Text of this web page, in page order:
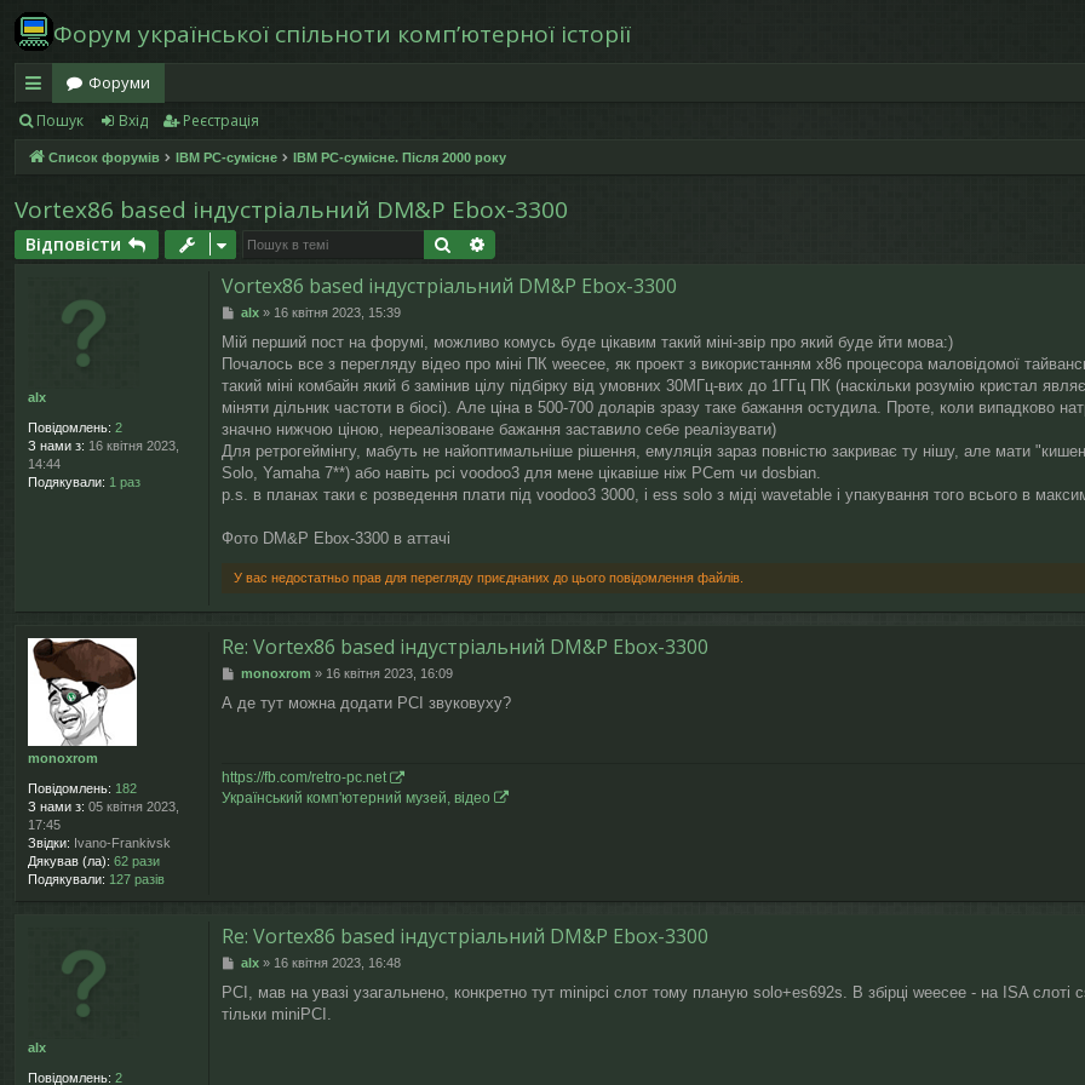
Форум української спільноти компʼютерної історії
в
и
дк
и
ту
п
Форуми
Пошук Вхід Реєстрація
Список форумів IBM PC-сумісне IBM PC-сумісне. Після 2000 року
Vortex86 based індустріальний DM&P Ebox-3300
Відповісти Пошук
alx
Повідомлень: 2
З нами з: 16 квітня 2023,
14:44
Подякували: 1 раз
Vortex86 based індустріальний DM&P Ebox-3300
П
в
і
д
о
л
е
н
н
alx» 16 квітня 2023, 15:39
Мій перший пост на форумі, можливо комусь буде цікавим такий міні-звір про який буде йти мова:)
Почалось все з перегляду відео про міні ПК weecee, як проект з використанням х86 процесора маловідомої
такий міні комбайн який б замінив цілу підбірку від умовних 30МГц-вих до 1ГГц ПК (наскільки розумію кристал
міняти дільник частоти в біосі). Але ціна в 500-700 доларів зразу таке бажання остудила. Проте, коли випадково
значно нижчою ціною, нереалізоване бажання заставило себе реалізувати)
Для ретрогеймінгу, мабуть не найоптимальніше рішення, емуляція зараз повністю закриває ту нішу, але мати
Solo, Yamaha 7**) або навіть pci voodoo3 для мене цікавіше ніж PCem чи dosbian.
p.s. в планах таки є розведення плати під voodoo3 3000, і ess solo з міді wavetable і упакування того всього в
Фото DM&P Ebox-3300 в аттачі
У вас недостатньо прав для перегляду приєднаних до цього повідомлення файлів.
monoxrom
Повідомлень: 182
З нами з: 05 квітня 2023,
17:45
Звідки: Ivano-Frankivsk
Дякував (ла): 62 рази
Подякували: 127 разів
Re: Vortex86 based індустріальний DM&P Ebox-3300
П
в
м
л
monoxrom » 16 квітня 2023, 16:09
А де тут можна додати РСІ звуковуху?
https://fb.com/retro-pc.net
Український комп'ютерний музей, відео
alx
Повідомлень: 2
Re: Vortex86 based індустріальний DM&P Ebox-3300
П
в
і
alx» 16 квітня 2023, 16:48
PCI, мав на увазі узагальнено, конкретно тут minipci слот тому планую solo+es692s. В збірці weecee - на ISA
тільки miniPCI.